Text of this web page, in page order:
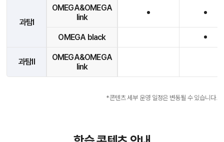
과탐I
OMEGA&OMEGA
link
OMEGA black
과탐II
OMEGA&OMEGA
link
*콘텐츠 세부 운영 일정은 변동될 수 있습니다.